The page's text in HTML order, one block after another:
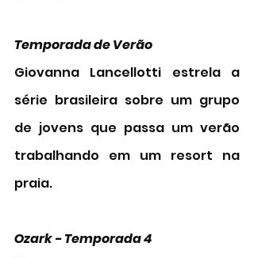
Temporada de Verão
Giovanna Lancellotti estrela a
série brasileira sobre um grupo
de jovens que passa um verão
trabalhando em um resort na
praia.
Ozark - Temporada 4